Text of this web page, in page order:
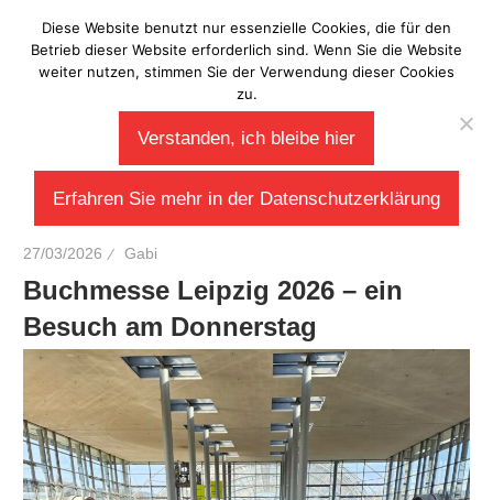
Inhalt
springen
Laberladen
27/03/2026 Gabi
Buchmesse Leipzig 2026 – ein
Besuch am Donnerstag
Diese Website benutzt nur essenzielle Cookies, die für den
Betrieb dieser Website erforderlich sind. Wenn Sie die Website
weiter nutzen, stimmen Sie der Verwendung dieser Cookies
zu.
Verstanden, ich bleibe hier
Erfahren Sie mehr in der Datenschutzerklärung